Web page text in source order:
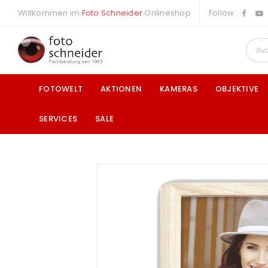
Willkommen im Foto Schneider Onlineshop Follow:
FOTOWELT AKTIONEN KAMERAS OBJEKTIVE
SERVICES SALE